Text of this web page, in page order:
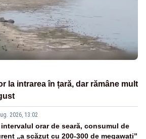
la intrarea în țară, dar rămâne mult
2026, 13:02
intervalul orar de seară, consumul de
„a scăzut cu 200-300 de megawați”